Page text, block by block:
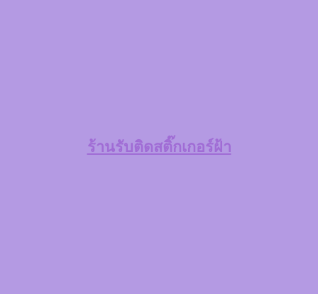
ร้านรับติดสติ๊กเกอร์ฝ้า